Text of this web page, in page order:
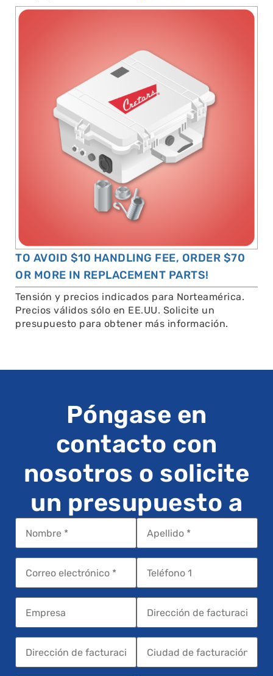
TO AVOID $10 HANDLING FEE, ORDER $70
OR MORE IN REPLACEMENT PARTS!
Tensión y precios indicados para Norteamérica.
Precios válidos sólo en EE.UU. Solicite un
presupuesto para obtener más información.
Póngase en
contacto con
nosotros o solicite
un presupuesto a